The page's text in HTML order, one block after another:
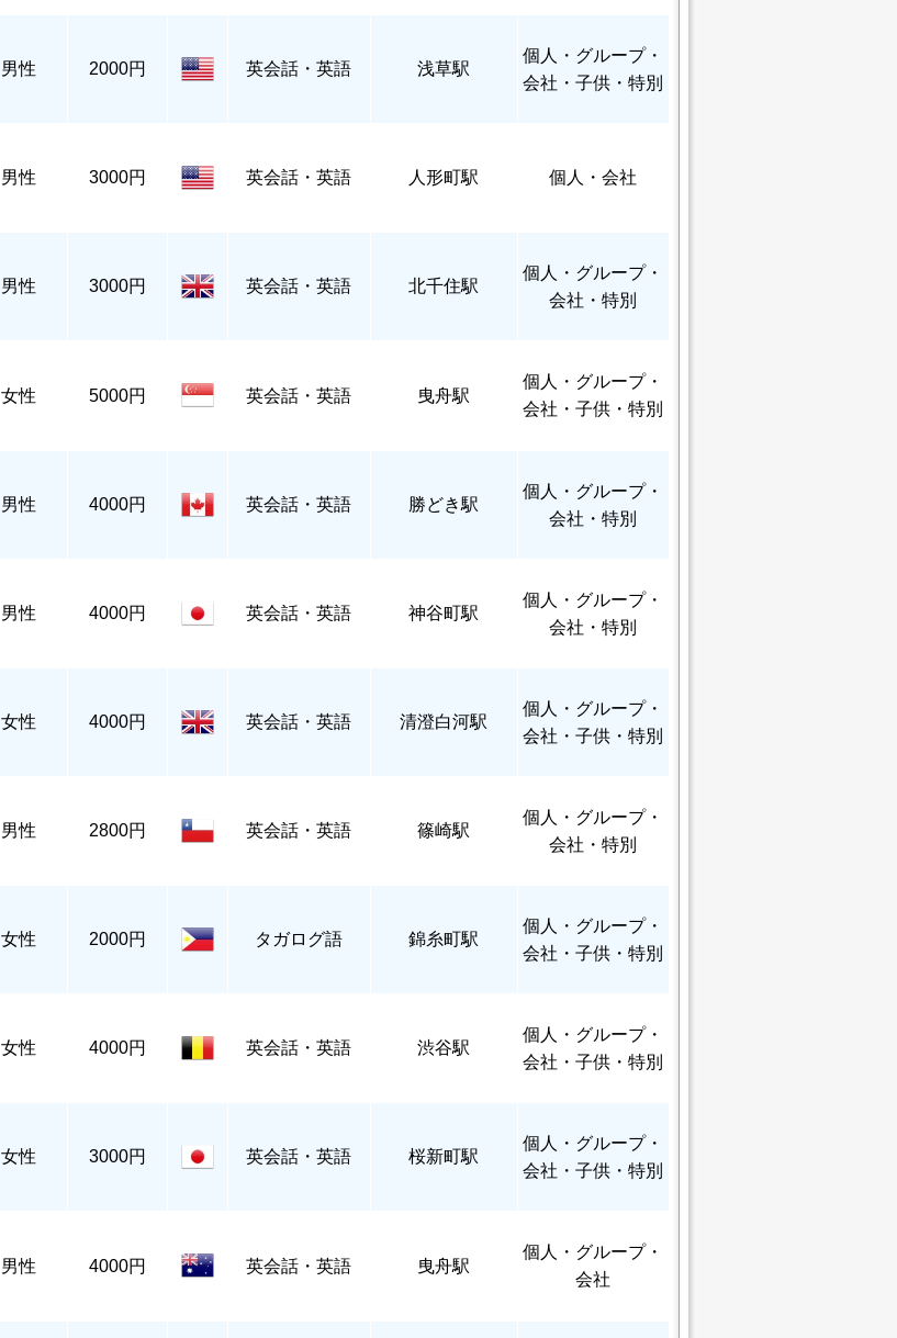
男性 2000円 英会話・英語 浅草駅
個人
・グループ・
会社・子供・特別
男性 3000円 英会話・英語 人形町駅 個人 ・会社
男性 3000円 英会話・英語 北千住駅
個人
・グループ・
会社・特別
女性 5000円 英会話・英語 曳舟駅
個人
・グループ・
会社・子供・特別
男性 4000円 英会話・英語 勝どき駅
個人
・グループ・
会社・特別
男性 4000円 英会話・英語 神谷町駅
個人
・グループ・
会社・特別
女性 4000円 英会話・英語 清澄白河駅
個人
・グループ・
会社・子供・特別
男性 2800円 英会話・英語 篠崎駅
個人
・グループ・
会社・特別
女性 2000円 タガログ語 錦糸町駅
個人
・グループ・
会社・子供・特別
女性 4000円 英会話・英語 渋谷駅
個人
・グループ・
会社・子供・特別
女性 3000円 英会話・英語 桜新町駅
個人
・グループ・
会社・子供・特別
男性 4000円 英会話・英語 曳舟駅
個人
・グループ・
会社